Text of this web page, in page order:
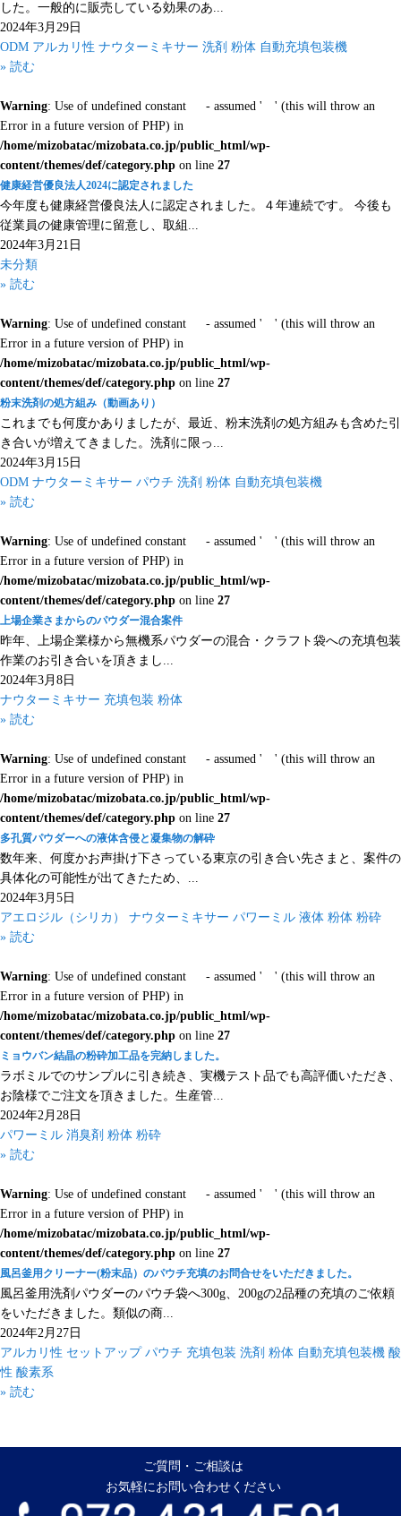
した。一般的に販売している効果のあ...
2024年3月29日
ODM アルカリ性 ナウターミキサー 洗剤 粉体 自動充填包装機
» 読む
Warning: Use of undefined constant - assumed ' ' (this will throw an
Error in a future version of PHP) in
/home/mizobatac/mizobata.co.jp/public_html/wp-
content/themes/def/category.php on line 27
健康経営優良法人2024に認定されました
今年度も健康経営優良法人に認定されました。４年連続です。 今後も
従業員の健康管理に留意し、取組...
2024年3月21日
未分類
» 読む
Warning: Use of undefined constant - assumed ' ' (this will throw an
Error in a future version of PHP) in
/home/mizobatac/mizobata.co.jp/public_html/wp-
content/themes/def/category.php on line 27
粉末洗剤の処方組み（動画あり）
これまでも何度かありましたが、最近、粉末洗剤の処方組みも含めた引
き合いが増えてきました。洗剤に限っ...
2024年3月15日
ODM ナウターミキサー パウチ 洗剤 粉体 自動充填包装機
» 読む
Warning: Use of undefined constant - assumed ' ' (this will throw an
Error in a future version of PHP) in
/home/mizobatac/mizobata.co.jp/public_html/wp-
content/themes/def/category.php on line 27
上場企業さまからのパウダー混合案件
昨年、上場企業様から無機系パウダーの混合・クラフト袋への充填包装
作業のお引き合いを頂きまし...
2024年3月8日
ナウターミキサー 充填包装 粉体
» 読む
Warning: Use of undefined constant - assumed ' ' (this will throw an
Error in a future version of PHP) in
/home/mizobatac/mizobata.co.jp/public_html/wp-
content/themes/def/category.php on line 27
多孔質パウダーへの液体含侵と凝集物の解砕
数年来、何度かお声掛け下さっている東京の引き合い先さまと、案件の
具体化の可能性が出てきたため、...
2024年3月5日
アエロジル（シリカ）
ナウターミキサー パワーミル 液体 粉体 粉砕
» 読む
Warning: Use of undefined constant - assumed ' ' (this will throw an
Error in a future version of PHP) in
/home/mizobatac/mizobata.co.jp/public_html/wp-
content/themes/def/category.php on line 27
ミョウバン結晶の粉砕加工品を完納しました。
ラボミルでのサンプルに引き続き、実機テスト品でも高評価いただき、
お陰様でご注文を頂きました。生産管...
2024年2月28日
パワーミル 消臭剤 粉体 粉砕
» 読む
Warning: Use of undefined constant - assumed ' ' (this will throw an
Error in a future version of PHP) in
/home/mizobatac/mizobata.co.jp/public_html/wp-
content/themes/def/category.php on line 27
風呂釜用クリーナー(粉末品）のパウチ充填のお問合せをいただきました。
風呂釜用洗剤パウダーのパウチ袋へ300g、200gの2品種の充填のご依頼
をいただきました。類似の商...
2024年2月27日
アルカリ性 セットアップ パウチ 充填包装 洗剤 粉体 自動充填包装機 酸
性 酸素系
» 読む
ご質問・ご相談は
お気軽にお問い合わせください